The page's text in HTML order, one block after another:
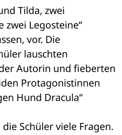
Tilda, zwei
zwei Legosteine“
vor. Die
lauschten
Autorin und fieberten
Protagonistinnen
Hund Dracula“
Schüler viele Fragen.